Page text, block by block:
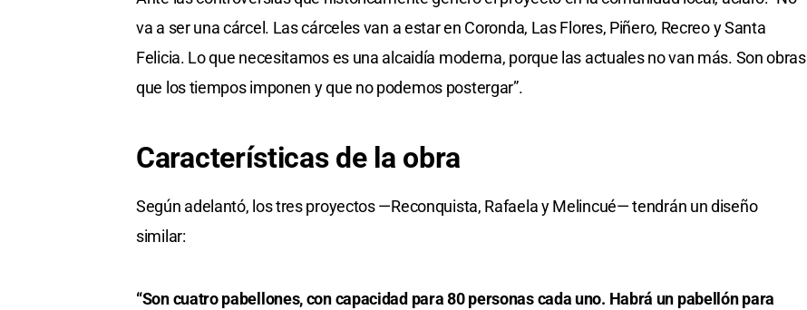
va a ser una cárcel. Las cárceles van a estar en Coronda, Las Flores, Piñero, Recreo y Santa
Felicia. Lo que necesitamos es una alcaidía moderna, porque las actuales no van más. Son obras
que los tiempos imponen y que no podemos postergar”.
Características de la obra
Según adelantó, los tres proyectos —Reconquista, Rafaela y Melincué— tendrán un diseño
similar:
“Son cuatro pabellones, con capacidad para 80 personas cada uno. Habrá un pabellón para